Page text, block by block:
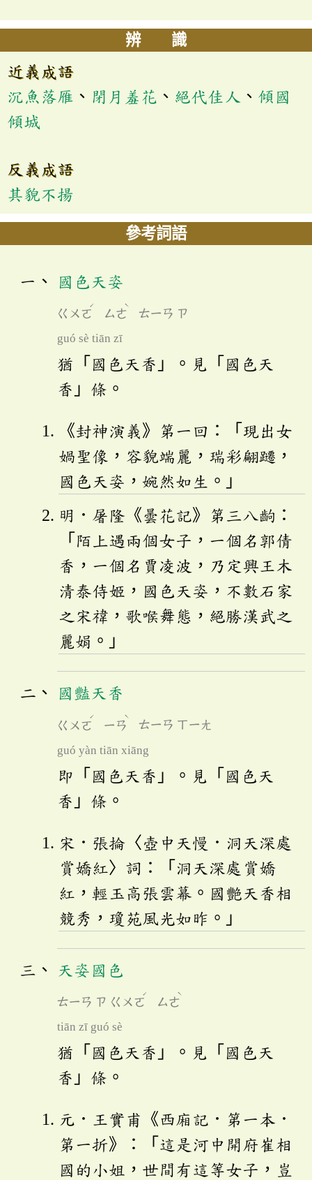
辨 識
近義成語
沉魚落雁 、 閉月羞花 、 絕代佳人 、 傾國
傾城
反義成語
其貌不揚
參考詞語
國色天姿
ㄍㄨㄛ
ˊ
ㄙㄜ
ˋ
ㄊㄧㄢ ㄗ
guó sè tiān zī
猶「國色天香」。見「國色天
香」條。
《封神演義》第一回：「現出女
媧聖像，容貌端麗，瑞彩翩躚，
國色天姿，婉然如生。」
明．屠隆《曇花記》第三八齣：
「陌上遇兩個女子，一個名郭倩
香，一個名賈凌波，乃定興王木
清泰侍姬，國色天姿，不數石家
之宋禕，歌喉舞態，絕勝漢武之
麗娟。」
國豔天香
ㄍㄨㄛ
ˊ
ㄧㄢ
ˋ
ㄊㄧㄢ ㄒㄧㄤ
guó yàn tiān xiāng
即「國色天香」。見「國色天
香」條。
宋．張掄〈壺中天慢．洞天深處
賞嬌紅〉詞：「洞天深處賞嬌
紅，輕玉高張雲幕。國艷天香相
競秀，瓊苑風光如昨。」
天姿國色
ㄊㄧㄢ ㄗ ㄍㄨㄛ
ˊ
ㄙㄜ
ˋ
tiān zī guó sè
猶「國色天香」。見「國色天
香」條。
元．王實甫《西廂記．第一本．
第一折》：「這是河中開府崔相
國的小姐，世間有這等女子，豈